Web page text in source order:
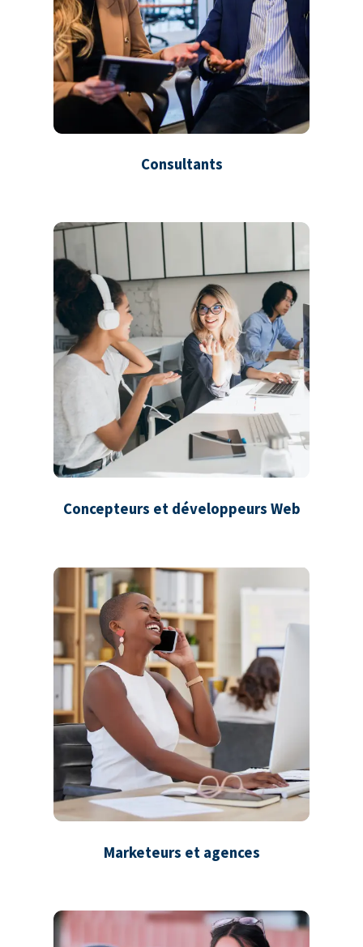
Consultants
Concepteurs et développeurs Web
Marketeurs et agences